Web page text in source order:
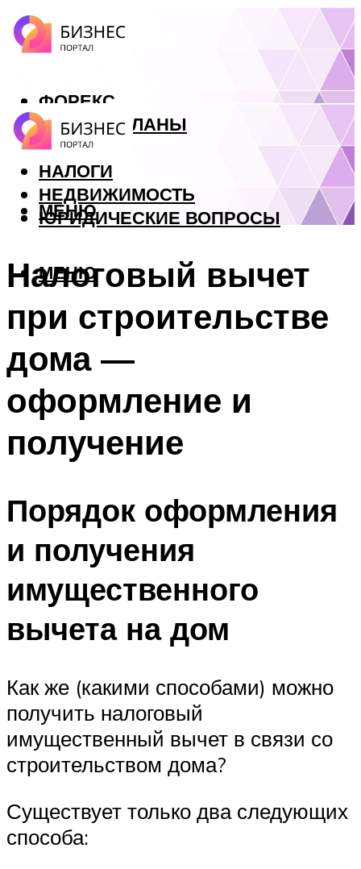
ФОРЕКС
БИЗНЕС ПЛАНЫ
КРЕДИТЫ
НАЛОГИ
НЕДВИЖИМОСТЬ
ЮРИДИЧЕСКИЕ ВОПРОСЫ
МЕНЮ
МЕНЮ
Налоговый вычет
при строительстве
дома —
оформление и
получение
Порядок оформления
и получения
имущественного
вычета на дом
Как же (какими способами) можно
получить налоговый
имущественный вычет в связи со
строительством дома?
Существует только два следующих
способа: